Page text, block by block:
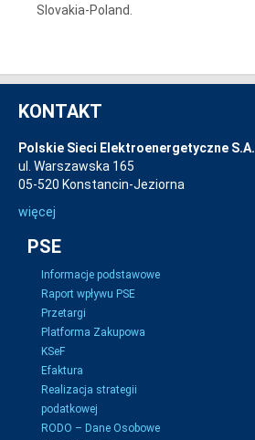
Slovakia-Poland.
KONTAKT
Polskie Sieci Elektroenergetyczne S.A.
ul. Warszawska 165
05-520 Konstancin-Jeziorna
więcej
PSE
Informacje podstawowe
Raport wpływu PSE
Przetargi
Platforma Zakupowa
KSeF
Efaktura
Realizacja strategii
podatkowej
RODO – Dane Osobowe